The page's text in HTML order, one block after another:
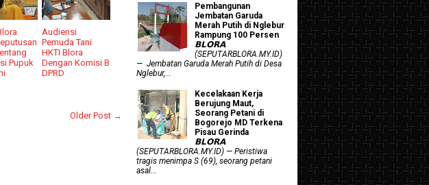
Pupuk
Audiensi
Pemuda Tani
HKTI Blora
Dengan Komisi B
DPRD
Older Post →
Pembangunan
Jembatan Garuda
Merah Putih di Nglebur
Rampung 100 Persen
𝗕𝗟𝗢𝗥𝗔
(SEPUTARBLORA.MY.ID)
— Jembatan Garuda Merah Putih di Desa
Nglebur,...
Kecelakaan Kerja
Berujung Maut,
Seorang Petani di
Bogorejo MD Terkena
Pisau Gerinda
𝗕𝗟𝗢𝗥𝗔
(SEPUTARBLORA.MY.ID) — Peristiwa
tragis menimpa S (69), seorang petani
asal...